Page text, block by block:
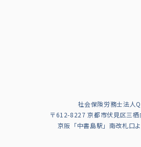
社会保険労務士法人
〒612-8227 京都市伏見区三
京阪「中書島駅」南改札口